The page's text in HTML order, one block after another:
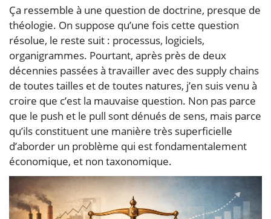
Ça ressemble à une question de doctrine, presque de
théologie. On suppose qu’une fois cette question
résolue, le reste suit : processus, logiciels,
organigrammes. Pourtant, après près de deux
décennies passées à travailler avec des supply chains
de toutes tailles et de toutes natures, j’en suis venu à
croire que c’est la mauvaise question. Non pas parce
que le push et le pull sont dénués de sens, mais parce
qu’ils constituent une manière très superficielle
d’aborder un problème qui est fondamentalement
économique, et non taxonomique.